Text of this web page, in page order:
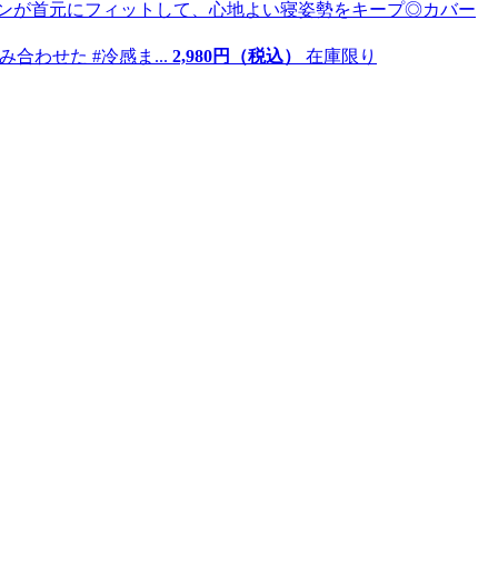
合わせた #冷感ま... 2,980円（税込） 在庫限り